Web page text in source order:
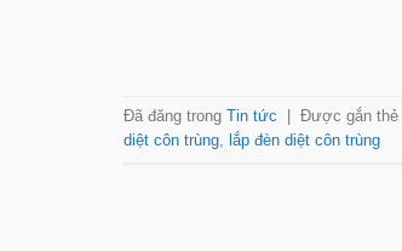
Đã đăng trong Tin tức Được gắn thẻ
diệt côn trùng, lắp đèn diệt côn trùng